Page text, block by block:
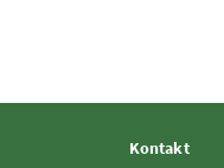
Kontakt